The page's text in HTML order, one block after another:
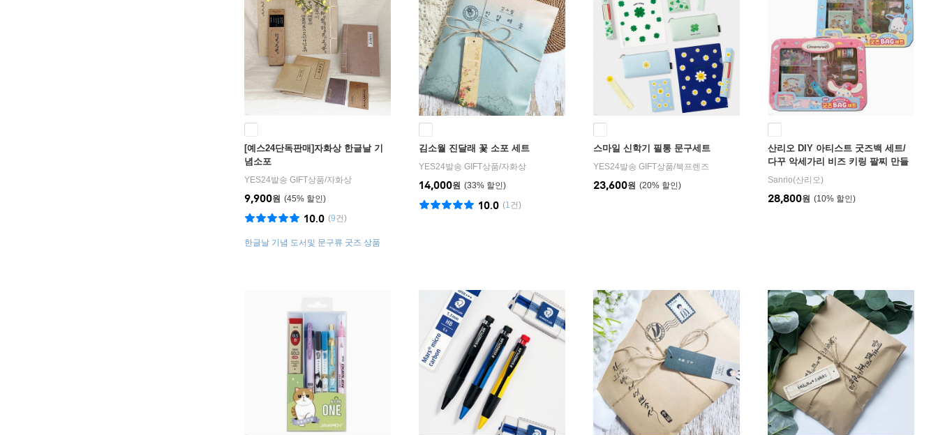
[예스24단독판매]자화상 한글날 기
념소포
YES24발송 GIFT상품/자화상
45%
9,900원
(9건)
10.0
한글날 기념 도서및 문구류 굿즈 상품
김소월 진달래 꽃 소포 세트
YES24발송 GIFT상품/자화상
33%
14,000원
(1건)
10.0
스마일 신학기 필통 문구세트
YES24발송 GIFT상품/북프렌즈
20%
23,600원
산리오 DIY 아티스트 굿즈백 세트/
다꾸 악세가리 비즈 키링 팔찌 만들
기
Sanrio(산리오)
10%
28,800원